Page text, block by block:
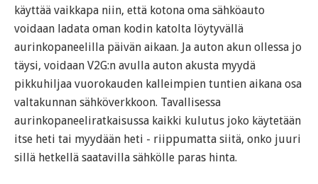
käyttää vaikkapa niin, että kotona oma sähköauto
voidaan ladata oman kodin katolta löytyvällä
aurinkopaneelilla päivän aikaan. Ja auton akun ollessa jo
täysi, voidaan V2G:n avulla auton akusta myydä
pikkuhiljaa vuorokauden kalleimpien tuntien aikana osa
valtakunnan sähköverkkoon. Tavallisessa
aurinkopaneeliratkaisussa kaikki kulutus joko käytetään
itse heti tai myydään heti - riippumatta siitä, onko juuri
sillä hetkellä saatavilla sähkölle paras hinta.